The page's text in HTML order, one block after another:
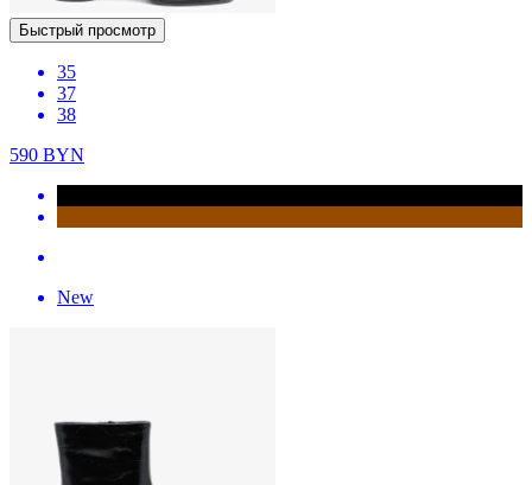
Быстрый просмотр
35
37
38
590 BYN
New